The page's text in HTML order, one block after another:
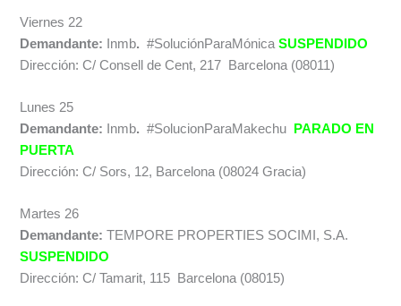
Viernes 22
Demandante:
Inmb.#SoluciónParaMónica SUSPENDIDO
Dirección: C/ Consell de Cent, 217 Barcelona (08011)
Lunes 25
Demandante:
Inmb.#SolucionParaMakechu
PARADO EN
PUERTA
Dirección: C/ Sors, 12, Barcelona (08024 Gracia)
Martes 26
Demandante:TEMPORE PROPERTIES SOCIMI, S.A.
SUSPENDIDO
Dirección: C/ Tamarit, 115 Barcelona (08015)